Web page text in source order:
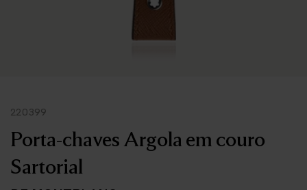
220399
Porta-chaves Argola em couro
Sartorial